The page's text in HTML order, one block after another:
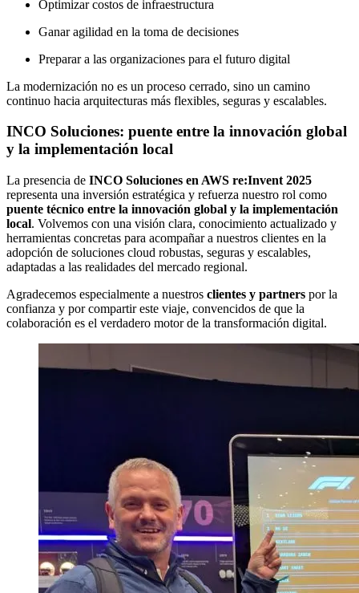
Optimizar costos de infraestructura
Ganar agilidad en la toma de decisiones
Preparar a las organizaciones para el futuro digital
La modernización no es un proceso cerrado, sino un camino
continuo hacia arquitecturas más flexibles, seguras y escalables.
INCO Soluciones: puente entre la innovación global
y la implementación local
La presencia de INCO Soluciones en AWS re:Invent 2025
representa una inversión estratégica y refuerza nuestro rol como
puente técnico entre la innovación global y la implementación
local. Volvemos con una visión clara, conocimiento actualizado y
herramientas concretas para acompañar a nuestros clientes en la
adopción de soluciones cloud robustas, seguras y escalables,
adaptadas a las realidades del mercado regional.
Agradecemos especialmente a nuestros clientes y partners por la
confianza y por compartir este viaje, convencidos de que la
colaboración es el verdadero motor de la transformación digital.